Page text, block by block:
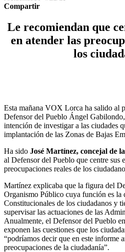
Compartir
Le recomiendan que
en atender las
los
Esta mañana VOX Lorca ha salido al
Defensor del Pueblo Ángel
intención de investigar a las ciudades
implantación de las Zonas de Bajas
Ha sido José Martínez, concejal de
al Defensor del Pueblo que centre sus
preocupaciones reales de los
Martínez explicaba que la figura del
Organismo Público cuya función es la
Constitucionales de los ciudadanos y
supervisar las actuaciones de las
Anualmente, el Defensor del Pueblo
exponen las cuestiones que los
“podríamos decir que en este informe
preocupaciones de la ciudadanía”.